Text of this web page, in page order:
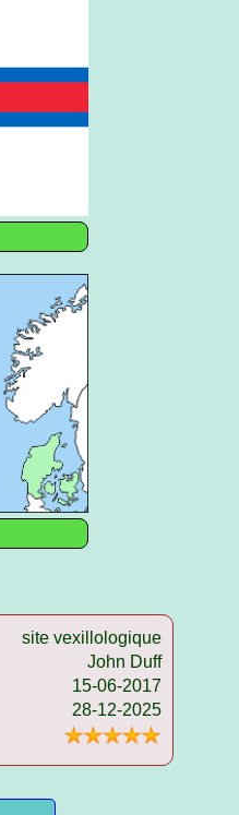
site vexillologique
John Duff
15-06-2017
28-12-2025